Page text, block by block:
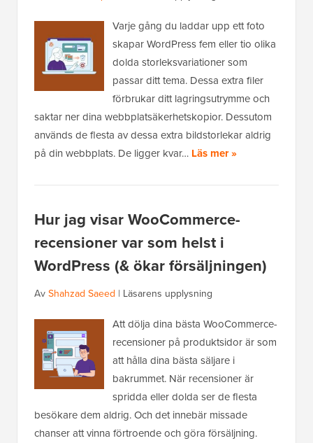
Varje gång du laddar upp ett foto
skapar WordPress fem eller tio olika
dolda storleksvariationer som
passar ditt tema. Dessa extra filer
förbrukar ditt lagringsutrymme och
saktar ner dina webbplatsäkerhetskopior. Dessutom
används de flesta av dessa extra bildstorlekar aldrig
på din webbplats. De ligger kvar… Läs mer »
Hur jag visar WooCommerce-
recensioner var som helst i
WordPress (& ökar försäljningen)
Av Shahzad Saeed | Läsarens upplysning
Att dölja dina bästa WooCommerce-
recensioner på produktsidor är som
att hålla dina bästa säljare i
bakrummet. När recensioner är
spridda eller dolda ser de flesta
besökare dem aldrig. Och det innebär missade
chanser att vinna förtroende och göra försäljning.